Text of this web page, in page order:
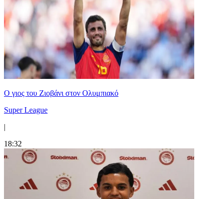
Ο γιος του Ζιοβάνι στον Ολυμπιακό
Super League
|
18:32